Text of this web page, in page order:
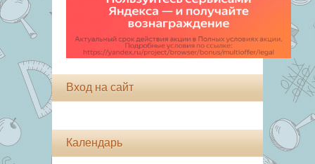
Вход на сайт
Календарь